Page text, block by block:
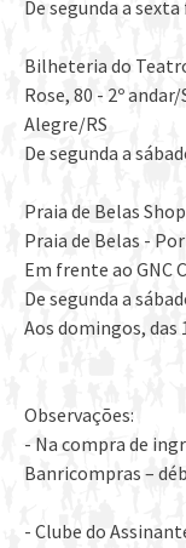
De segunda a
Bilheteria do
Rose, 80 - 2º
Alegre/RS
De segunda a
Praia de Belas
Praia de Belas -
Em frente ao GNC
De segunda a
Aos domingos, das
Observações:
- Na compra de
Banricompras –
- Clube do